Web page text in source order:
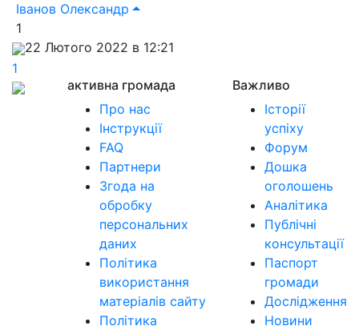
Іванов Олександр
1
22 Лютого 2022 в 12:21
1
активна громада
Про нас
Інструкції
FAQ
Партнери
Згода на
обробку
персональних
даних
Політика
використання
матеріалів сайту
Політика
Важливо
Історії
успіху
Форум
Дошка
оголошень
Аналітика
Публічні
консультації
Паспорт
громади
Дослідження
Новини